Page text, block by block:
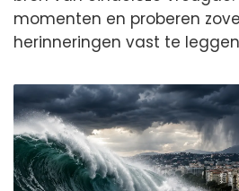
momenten en proberen
herinneringen vast te